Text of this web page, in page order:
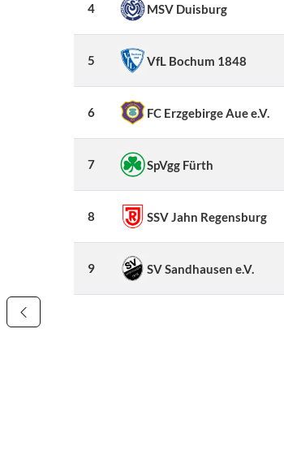
4 MSV Duisburg
5 VfL Bochum 1848
6 FC Erzgebirge Aue e.V.
7 SpVgg Fürth
8 SSV Jahn Regensburg
9 SV Sandhausen e.V.